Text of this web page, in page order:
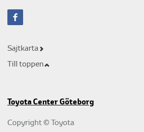
Sajtkarta
Till toppen
Toyota Center Göteborg
Copyright © Toyota